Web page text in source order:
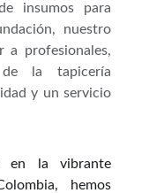
insumos para
nuestro
a profesionales,
de la tapicería
y un servicio
en la vibrante
hemos